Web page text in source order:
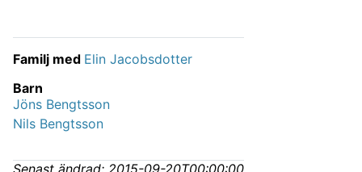
Familj med Elin Jacobsdotter
Barn
Jöns Bengtsson
Nils Bengtsson
Senast ändrad: 2015-09-20T00:00:00